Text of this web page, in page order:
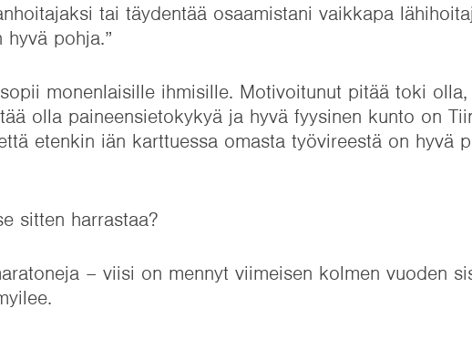
tai täydentää osaamistani vaikkapa
pohja.”
monenlaisille ihmisille. Motivoitunut pitää toki
olla paineensietokykyä ja hyvä fyysinen kunto on
etenkin iän karttuessa omasta työvireestä on hyvä
sitten harrastaa?
– viisi on mennyt viimeisen kolmen vuoden